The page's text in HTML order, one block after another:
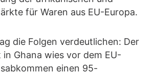
für Waren aus EU-Europa.
die Folgen verdeutlichen: Der
Ghana wies vor dem EU-
einen 95-